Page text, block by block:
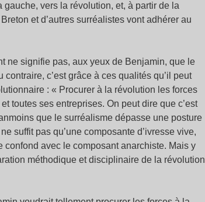
vers la révolution, et, à partir de la
et d’autres surréalistes vont adhérer au
ne signifie pas, aux yeux de Benjamin, que le
c’est grâce à ces qualités qu’il peut
: « Procurer à la révolution les forces
toutes ses entreprises. On peut dire que c’est
que le surréalisme dépasse une posture
suffit pas qu’une composante d’ivresse vive,
avec le composant anarchiste. Mais y
méthodique et disciplinaire de la révolution